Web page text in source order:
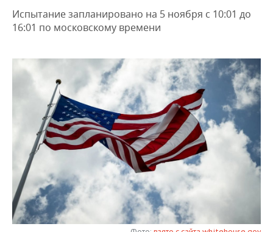
КОРОЛИ ГОСЗАКАЗА ПФО
КОМУ ПРИНАДЛЕЖАТ
ТОРГОВЫЕ ЦЕНТРЫ
ТАТАРСТАНА
ФИНАНСЫ
БЮДЖЕТ
ИНВЕСТИЦИИ
НОВОСТИ
ПРОМЫШЛЕННОСТИ
АГРОПРОМ
МАШИНОСТРОЕНИЕ
НЕФТЕХИМИЯ
НЕФТЬ
ОПК
ЭНЕРГЕТИКА
НЕДВИЖИМОСТЬ
НОВОСТИ АВТО
БИЗНЕС
НОВОСТИ БИЗНЕСА
РОЗНИЧНАЯ ТОРГОВЛЯ
ТРАНСПОРТ
УСЛУГИ
ТЕХНОЛОГИИ
НОВОСТИ ТЕХНОЛОГИЙ
МЕДИА
ТЕЛЕКОММУНИКАЦИИ
МЕРОПРИЯТИЯ
НОВОСТИ МЕРОПРИЯТИЙ
ВЫЕЗДНАЯ РЕДАКЦИЯ
БИЗНЕС-БРАНЧИ
СПОРТ
НОВОСТИ СПОРТА
ФУТБОЛ
ОБЩЕСТВО
НОВОСТИ ОБЩЕСТВА
ФОТОГАЛЕРЕЯ
Испытание запланировано на 5 ноября с 10:01 до
16:01 по московскому времени